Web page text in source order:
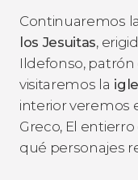
Continuaremos
los Jesuitas,
Ildefonso, patrón
visitaremos la
interior veremos
Greco, El
qué personajes